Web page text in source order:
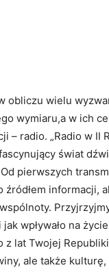
obliczu wielu
wymiaru,a w ich
– radio. „Radio w II
świat
pierwszych
źródłem informacji,
wpływało na życie
z lat Twojej
ale także kulturę,